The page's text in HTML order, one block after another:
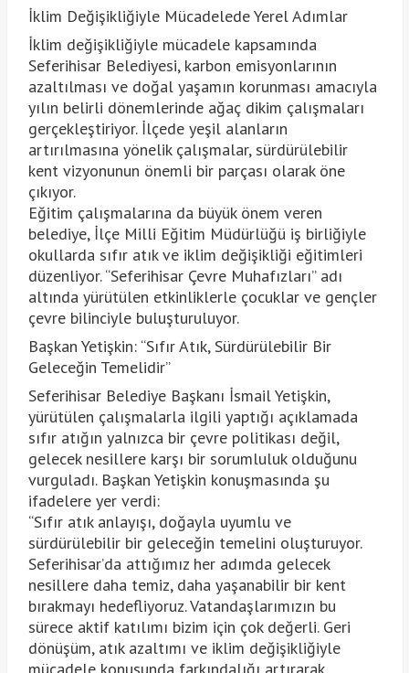
İklim Değişikliğiyle Mücadelede Yerel Adımlar
İklim değişikliğiyle mücadele kapsamında
Seferihisar Belediyesi, karbon emisyonlarının
azaltılması ve doğal yaşamın korunması amacıyla
yılın belirli dönemlerinde ağaç dikim çalışmaları
gerçekleştiriyor. İlçede yeşil alanların
artırılmasına yönelik çalışmalar, sürdürülebilir
kent vizyonunun önemli bir parçası olarak öne
çıkıyor.
Eğitim çalışmalarına da büyük önem veren
belediye, İlçe Milli Eğitim Müdürlüğü iş birliğiyle
okullarda sıfır atık ve iklim değişikliği eğitimleri
düzenliyor. “Seferihisar Çevre Muhafızları” adı
altında yürütülen etkinliklerle çocuklar ve gençler
çevre bilinciyle buluşturuluyor.
Başkan Yetişkin: “Sıfır Atık, Sürdürülebilir Bir
Geleceğin Temelidir”
Seferihisar Belediye Başkanı İsmail Yetişkin,
yürütülen çalışmalarla ilgili yaptığı açıklamada
sıfır atığın yalnızca bir çevre politikası değil,
gelecek nesillere karşı bir sorumluluk olduğunu
vurguladı. Başkan Yetişkin konuşmasında şu
ifadelere yer verdi:
“Sıfır atık anlayışı, doğayla uyumlu ve
sürdürülebilir bir geleceğin temelini oluşturuyor.
Seferihisar’da attığımız her adımda gelecek
nesillere daha temiz, daha yaşanabilir bir kent
bırakmayı hedefliyoruz. Vatandaşlarımızın bu
sürece aktif katılımı bizim için çok değerli. Geri
dönüşüm, atık azaltımı ve iklim değişikliğiyle